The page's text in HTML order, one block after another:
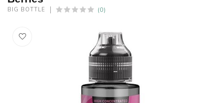
BIG BOTTLE (0)